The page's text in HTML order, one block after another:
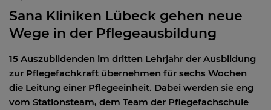
Sana Kliniken Lübeck gehen neue
Wege in der Pflegeausbildung
15 Auszubildenden im dritten Lehrjahr der Ausbildung
zur Pflegefachkraft übernehmen für sechs Wochen
die Leitung einer Pflegeeinheit. Dabei werden sie eng
vom Stationsteam, dem Team der Pflegefachschule